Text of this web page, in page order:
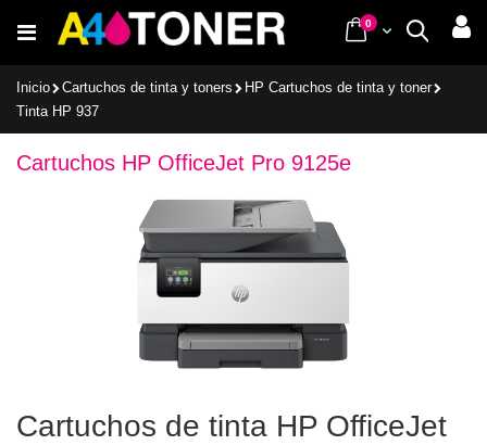
al
Buscar
Cart
0items
Inicio Cartuchos de tinta y toners
HP Cartuchos de tinta y toner
Tinta HP 937
Cartuchos HP OfficeJet Pro 9125e
Cartuchos de tinta HP OfficeJet